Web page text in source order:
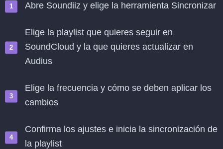
Abre Soundiiz y elige la herramienta Sincronizar
Elige la playlist que quieres seguir en
SoundCloud y la que quieres actualizar en
Audius
Elige la frecuencia y cómo se deben aplicar los
cambios
Confirma los ajustes e inicia la sincronización de
la playlist